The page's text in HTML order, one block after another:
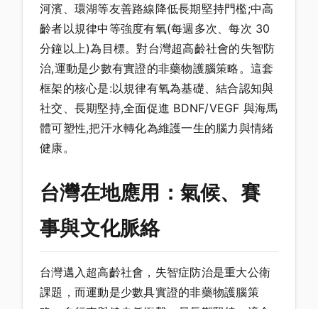
河濱、環湖等友善路線降低長期堅持門檻;中高
齡者以規律中等強度有氧(每週多次、每次 30
分鐘以上)為目標。對台灣超高齡社會的失智防
治,運動是少數有實證的非藥物護腦策略。這套
框架的核心是:以規律有氧為基礎、結合認知與
社交、長期堅持,全面促進 BDNF/VEGF 與海馬
體可塑性,把汗水轉化為維護一生的腦力與情緒
健康。
台灣在地應用：氣候、賽
事與文化脈絡
台灣邁入超高齡社會，失智症防治是重大公衛
課題，而運動是少數具實證的非藥物護腦策